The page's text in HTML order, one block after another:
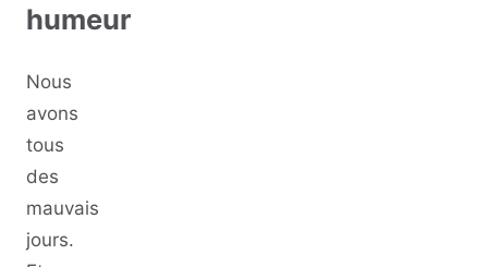
humeur
Nous
avons
tous
des
mauvais
jours.